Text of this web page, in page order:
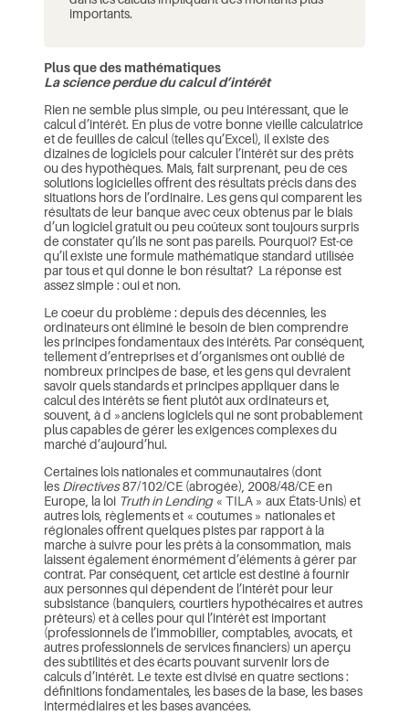
importants.
Plus que des mathématiques
La science perdue du calcul d’intérêt
Rien ne semble plus simple, ou peu intéressant, que le
calcul d’intérêt. En plus de votre bonne vieille calculatrice
et de feuilles de calcul (telles qu’Excel), il existe des
dizaines de logiciels pour calculer l’intérêt sur des prêts
ou des hypothèques. Mais, fait surprenant, peu de ces
solutions logicielles offrent des résultats précis dans des
situations hors de l’ordinaire. Les gens qui comparent les
résultats de leur banque avec ceux obtenus par le biais
d’un logiciel gratuit ou peu coûteux sont toujours surpris
de constater qu’ils ne sont pas pareils. Pourquoi? Est-ce
qu’il existe une formule mathématique standard utilisée
par tous et qui donne le bon résultat? La réponse est
assez simple : oui et non.
Le coeur du problème : depuis des décennies, les
ordinateurs ont éliminé le besoin de bien comprendre
les principes fondamentaux des intérêts. Par conséquent,
tellement d’entreprises et d’organismes ont oublié de
nombreux principes de base, et les gens qui devraient
savoir quels standards et principes appliquer dans le
calcul des intérêts se fient plutôt aux ordinateurs et,
souvent, à d »anciens logiciels qui ne sont probablement
plus capables de gérer les exigences complexes du
marché d’aujourd’hui.
Certaines lois nationales et communautaires (dont
les Directives87/102/CE (abrogée), 2008/48/CE en
Europe, la loi Truth in Lending« TILA » aux États-Unis) et
autres lois, règlements et « coutumes » nationales et
régionales offrent quelques pistes par rapport à la
marche à suivre pour les prêts à la consommation, mais
laissent également énormément d’éléments à gérer par
contrat. Par conséquent, cet article est destiné à fournir
aux personnes qui dépendent de l’intérêt pour leur
subsistance (banquiers, courtiers hypothécaires et autres
prêteurs) et à celles pour qui l’intérêt est important
(professionnels de l’immobilier, comptables, avocats, et
autres professionnels de services financiers) un aperçu
des subtilités et des écarts pouvant survenir lors de
calculs d’intérêt. Le texte est divisé en quatre sections :
définitions fondamentales, les bases de la base, les bases
intermédiaires et les bases avancées.